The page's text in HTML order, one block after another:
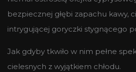
bezpiecznej głębi zapachu kawy,
intrygującej goryczki stygnącego
Jak gdyby tkwiło w nim pełne
cielesnych z wyjątkiem chłodu.